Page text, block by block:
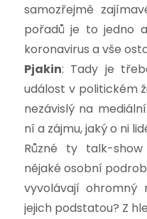
samozřejmě
pořadů je to jedno
koronavirus a vše
Pjakin: Tady je
událost v politickém
nezávislý na
ní a zájmu, jaký o ni
Různé ty talk-
nějaké osobní
vyvolávají ohromný
jejich podstatou? Z